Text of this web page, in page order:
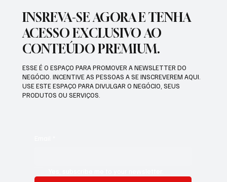
INSREVA-SE AGORA E TENHA
ACESSO EXCLUSIVO AO
CONTEÚDO PREMIUM.
ESSE É O ESPAÇO PARA PROMOVER A NEWSLETTER DO
NEGÓCIO. INCENTIVE AS PESSOAS A SE INSCREVEREM AQUI.
USE ESTE ESPAÇO PARA DIVULGAR O NEGÓCIO, SEUS
PRODUTOS OU SERVIÇOS.